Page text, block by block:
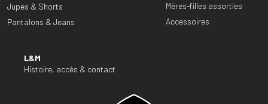
Jupes & Shorts
Pantalons & Jeans
L&M
Histoire, accès & contact
Mères-filles assorties
Accessoires